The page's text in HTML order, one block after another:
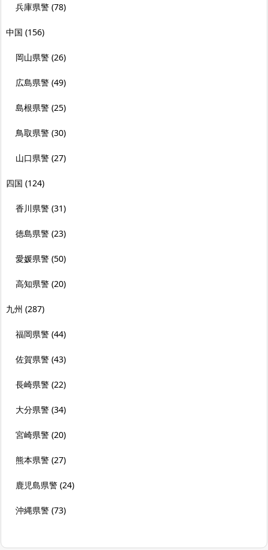
兵庫県警 (78)
中国 (156)
岡山県警 (26)
広島県警 (49)
島根県警 (25)
鳥取県警 (30)
山口県警 (27)
四国 (124)
香川県警 (31)
徳島県警 (23)
愛媛県警 (50)
高知県警 (20)
九州 (287)
福岡県警 (44)
佐賀県警 (43)
長崎県警 (22)
大分県警 (34)
宮崎県警 (20)
熊本県警 (27)
鹿児島県警 (24)
沖縄県警 (73)